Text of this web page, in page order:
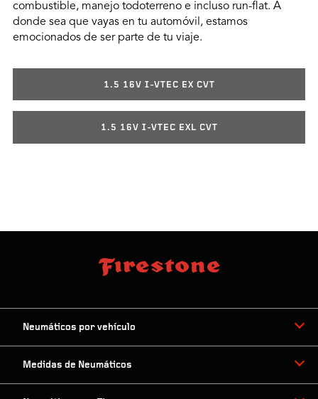
combustible, manejo todoterreno e incluso run-flat. A
donde sea que vayas en tu automóvil, estamos
emocionados de ser parte de tu viaje.
1.5 16V I-VTEC EX CVT
1.5 16V I-VTEC EXL CVT
Neumáticos por vehículo
Medidas de Neumáticos